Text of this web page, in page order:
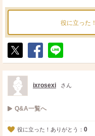
役に立った！
ポ
ス
ト
シ
ェ
送
る
ixrosexi さん
Q&A一覧へ
役に立った！ありがとう： 0